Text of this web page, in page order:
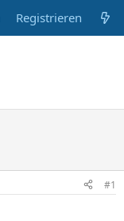
Registrieren
#1